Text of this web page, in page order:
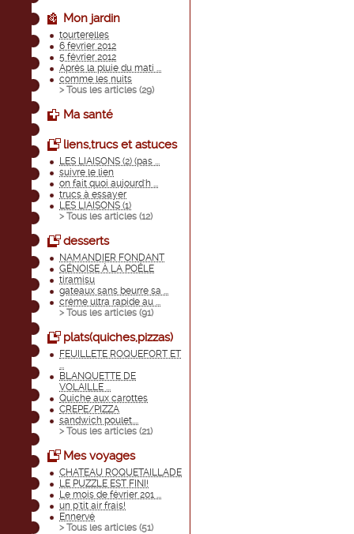
Mon jardin
tourterelles
6 fevrier 2012
5 février 2012
Aprés la pluie du mati ...
comme les nuits
> Tous les articles (29)
Ma santé
liens,trucs et astuces
LES LIAISONS (2) (pas ...
suivre le lien
on fait quoi aujourd'h ...
trucs à essayer
LES LIAISONS (1)
> Tous les articles (12)
desserts
NAMANDIER FONDANT
GÉNOISE À LA POÊLE
tiramisu
gateaux sans beurre sa ...
créme ultra rapide au ...
> Tous les articles (91)
plats(quiches,pizzas)
FEUILLETE ROQUEFORT ET
...
BLANQUETTE DE
VOLAILLE ...
Quiche aux carottes
CREPE/PIZZA
sandwich poulet....
> Tous les articles (21)
Mes voyages
CHATEAU ROQUETAILLADE
LE PUZZLE EST FINI!
Le mois de février 201 ...
un p'tit air frais!
Ennervé
> Tous les articles (51)